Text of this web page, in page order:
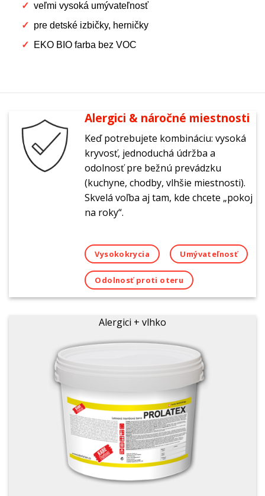
veľmi vysoká umývateľnosť
pre detské izbičky, herničky
EKO BIO farba bez VOC
Alergici & náročné miestnosti
Keď potrebujete kombináciu: vysoká
kryvosť, jednoduchá údržba a
odolnosť pre bežnú prevádzku
(kuchyne, chodby, vlhšie miestnosti).
Skvelá voľba aj tam, kde chcete „pokoj
na roky“.
Vysokokrycia Umývateľnosť
Odolnosť proti oteru
Alergici + vlhko